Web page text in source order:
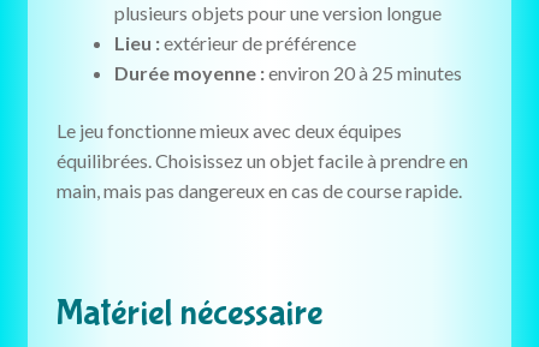
plusieurs objets pour une version longue
Lieu :extérieur de préférence
Durée moyenne :environ 20 à 25 minutes
Le jeu fonctionne mieux avec deux équipes
équilibrées. Choisissez un objet facile à prendre en
main, mais pas dangereux en cas de course rapide.
Matériel nécessaire